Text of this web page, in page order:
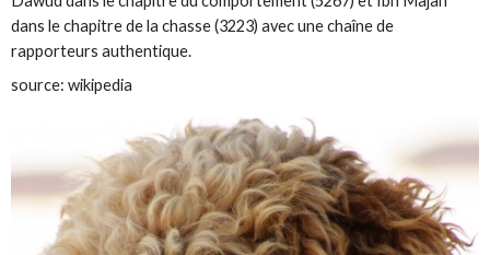
dans le chapitre de la chasse (3223) avec une chaîne de
rapporteurs authentique.
source: wikipedia